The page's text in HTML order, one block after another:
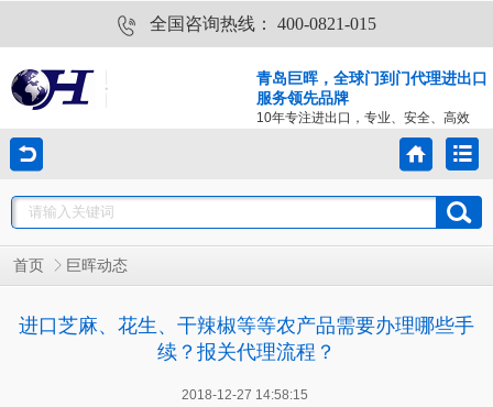
全国咨询热线：400-0821-015
青岛巨晖，全球门到门代理进出口
服务领先品牌
10年专注进出口，专业、安全、高效
首页 巨晖动态
进口芝麻、花生、干辣椒等等农产品需要办理哪些手
续？报关代理流程？
2018-12-27 14:58:15